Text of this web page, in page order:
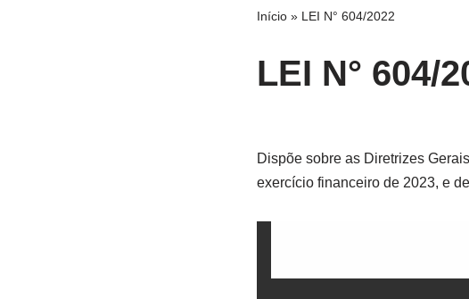
Início » LEI N° 604/2022
LEI N° 604/
Dispõe sobre as Diretrizes
exercício financeiro de 2023, e